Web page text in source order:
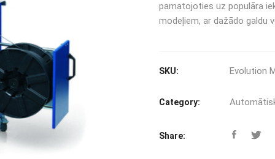
pamatojoties uz populāra
modeļiem, ar dažādo galdu
SKU: Evolution
Category:
Share: